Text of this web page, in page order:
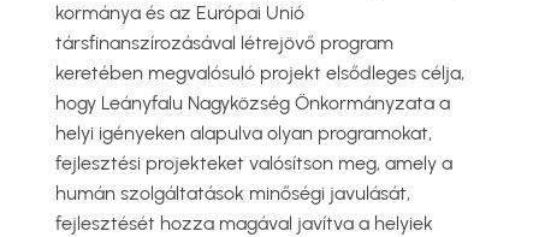
kormánya és az Európai Unió
társfinanszírozásával létrejövő program
keretében megvalósuló projekt elsődleges célja,
hogy Leányfalu Nagyközség Önkormányzata a
helyi igényeken alapulva olyan programokat,
fejlesztési projekteket valósítson meg, amely a
humán szolgáltatások minőségi javulását,
fejlesztését hozza magával javítva a helyiek